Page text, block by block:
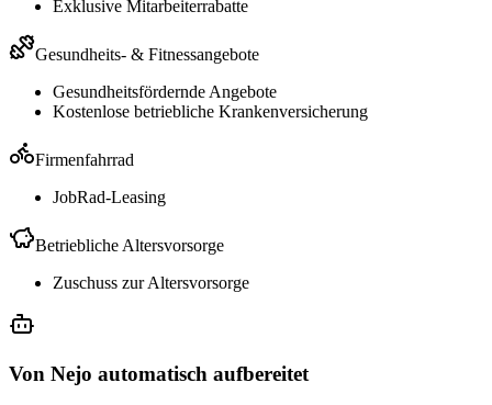
Exklusive Mitarbeiterrabatte
Gesundheits- & Fitnessangebote
Gesundheitsfördernde Angebote
Kostenlose betriebliche Krankenversicherung
Firmenfahrrad
JobRad-Leasing
Betriebliche Altersvorsorge
Zuschuss zur Altersvorsorge
Von Nejo automatisch aufbereitet